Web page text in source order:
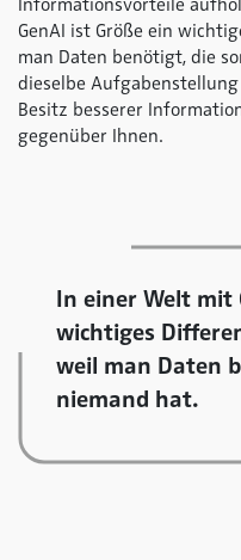
Informationsvorteile
GenAI ist Größe ein
man Daten benötigt, die
dieselbe
Besitz besserer
gegenüber Ihnen.
In einer Welt mit
wichtiges
weil man Daten
niemand hat.